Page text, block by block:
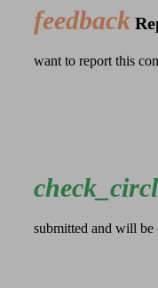
feedback
want to report this
submitted and will be